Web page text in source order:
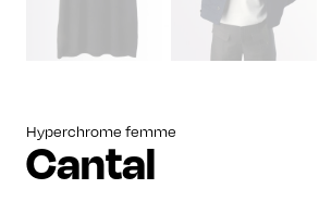
Hyperchrome femme
Cantal